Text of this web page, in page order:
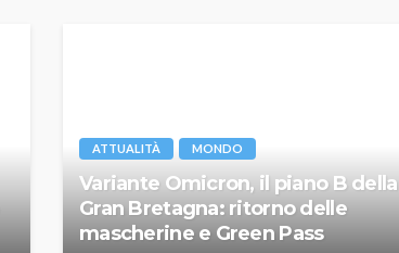
ATTUALITÀ MONDO
Variante Omicron, il piano B della
Gran Bretagna: ritorno delle
mascherine e Green Pass